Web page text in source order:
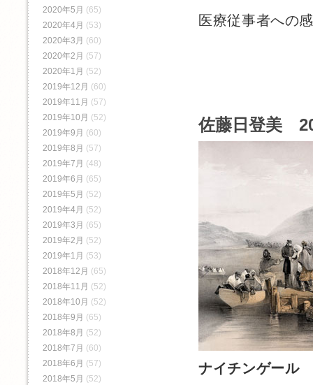
医療従事者への
佐藤日登美
ナイチンゲール
2020年5月 (65)
2020年4月 (53)
2020年3月 (60)
2020年2月 (57)
2020年1月 (52)
2019年12月 (60)
2019年11月 (57)
2019年10月 (52)
2019年9月 (60)
2019年8月 (57)
2019年7月 (48)
2019年6月 (65)
2019年5月 (52)
2019年4月 (52)
2019年3月 (65)
2019年2月 (52)
2019年1月 (53)
2018年12月 (65)
2018年11月 (52)
2018年10月 (52)
2018年9月 (65)
2018年8月 (52)
2018年7月 (60)
2018年6月 (57)
2018年5月 (52)